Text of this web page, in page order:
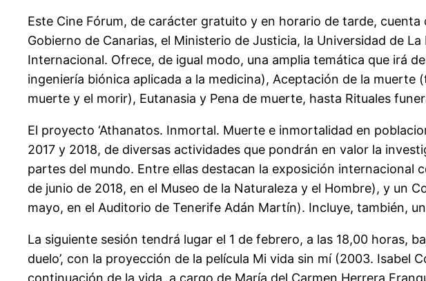
Este Cine Fórum, de carácter gratuito y en horario de tarde,
Gobierno de Canarias, el Ministerio de Justicia, la Universidad de
Internacional. Ofrece, de igual modo, una amplia temática que irá
ingeniería biónica aplicada a la medicina), Aceptación de la
muerte y el morir), Eutanasia y Pena de muerte, hasta Rituales
El proyecto ‘Athanatos. Inmortal. Muerte e inmortalidad en
2017 y 2018, de diversas actividades que pondrán en valor la
partes del mundo. Entre ellas destacan la exposición
de junio de 2018, en el Museo de la Naturaleza y el Hombre), y un
mayo, en el Auditorio de Tenerife Adán Martín). Incluye, también,
La siguiente sesión tendrá lugar el 1 de febrero, a las 18,00 horas,
duelo’, con la proyección de la película Mi vida sin mí (2003. Isabel
continuación de la vida, a cargo de María del Carmen Herrera